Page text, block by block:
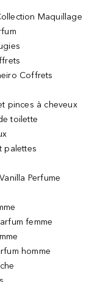
Maquillage
Coffrets
pinces à cheveux
toilette
palettes
Perfume
femme
homme